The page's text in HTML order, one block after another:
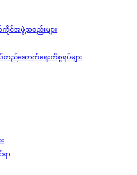
င်အဖွဲ့အစည်းများ
ည်ဆောက်‌ရေးကိစ္စရပ်များ
ရာ